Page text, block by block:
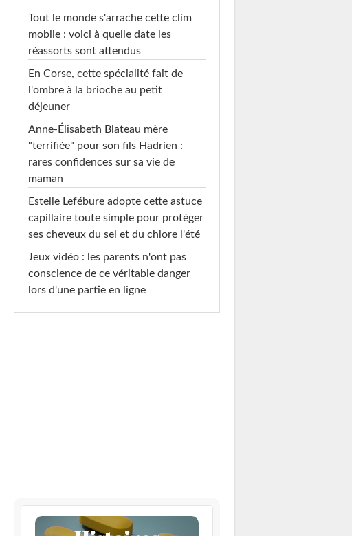
Tout le monde s'arrache cette clim
mobile : voici à quelle date les
réassorts sont attendus
En Corse, cette spécialité fait de
l'ombre à la brioche au petit
déjeuner
Anne-Élisabeth Blateau mère
"terrifiée" pour son fils Hadrien :
rares confidences sur sa vie de
maman
Estelle Lefébure adopte cette astuce
capillaire toute simple pour protéger
ses cheveux du sel et du chlore l'été
Jeux vidéo : les parents n'ont pas
conscience de ce véritable danger
lors d'une partie en ligne